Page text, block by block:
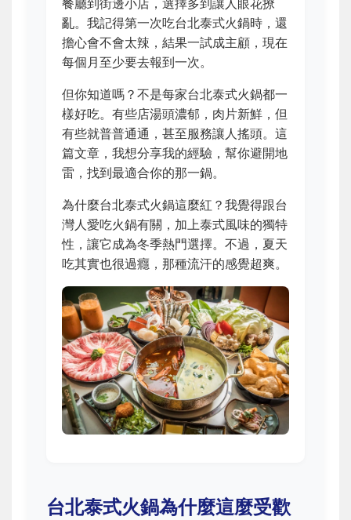
餐廳到街邊小店，選擇多到讓人眼花撩
亂。我記得第一次吃台北泰式火鍋時，還
擔心會不會太辣，結果一試成主顧，現在
每個月至少要去報到一次。
但你知道嗎？不是每家台北泰式火鍋都一
樣好吃。有些店湯頭濃郁，肉片新鮮，但
有些就普普通通，甚至服務讓人搖頭。這
篇文章，我想分享我的經驗，幫你避開地
雷，找到最適合你的那一鍋。
為什麼台北泰式火鍋這麼紅？我覺得跟台
灣人愛吃火鍋有關，加上泰式風味的獨特
性，讓它成為冬季熱門選擇。不過，夏天
吃其實也很過癮，那種流汗的感覺超爽。
台北泰式火鍋為什麼這麼受歡